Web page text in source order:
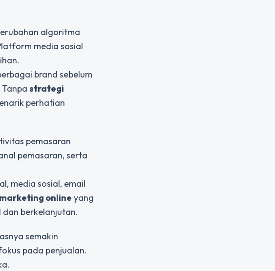
algoritma
media sosial
brand sebelum
strategi
perhatian
pemasaran
pemasaran, serta
media sosial, email
online yang
dan berkelanjutan.
semakin
pada penjualan.